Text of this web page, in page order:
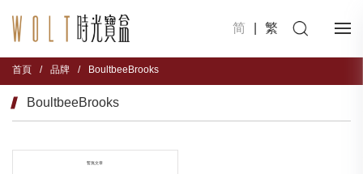
简 繁
首頁 / 品牌 / BoultbeeBrooks
BoultbeeBrooks
暫無文章